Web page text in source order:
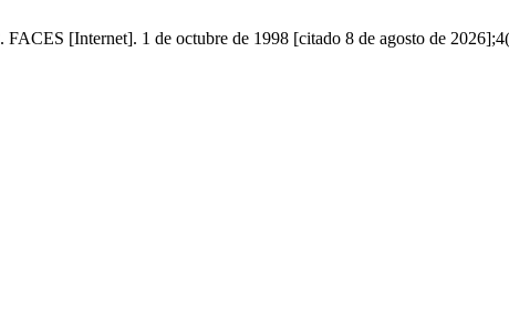
[Internet]. 1 de octubre de 1998 [citado 8 de agosto de